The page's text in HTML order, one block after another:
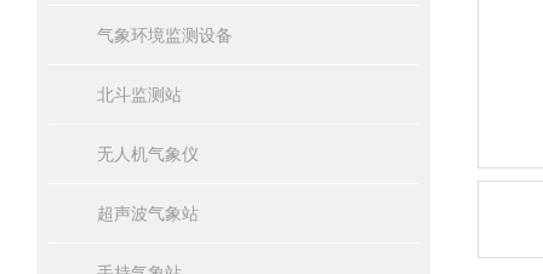
气象环境监测设备
北斗监测站
无人机气象仪
超声波气象站